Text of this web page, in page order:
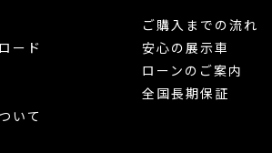
ード
いて
ご購入までの流れ
安心の展示車
ローンのご案内
全国長期保証